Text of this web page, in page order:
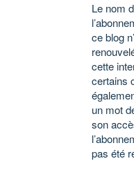
Le nom
ce blog
cette
certains
un mot
son
pas été